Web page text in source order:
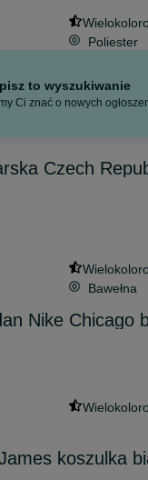
Poliester
to wyszukiwanie
Ci znać o nowych
Czech
Bawełna
Nike Chicago
koszulka